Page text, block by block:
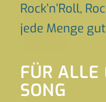
Rock’n’Roll,
jede Menge
FÜR ALLE
SONG